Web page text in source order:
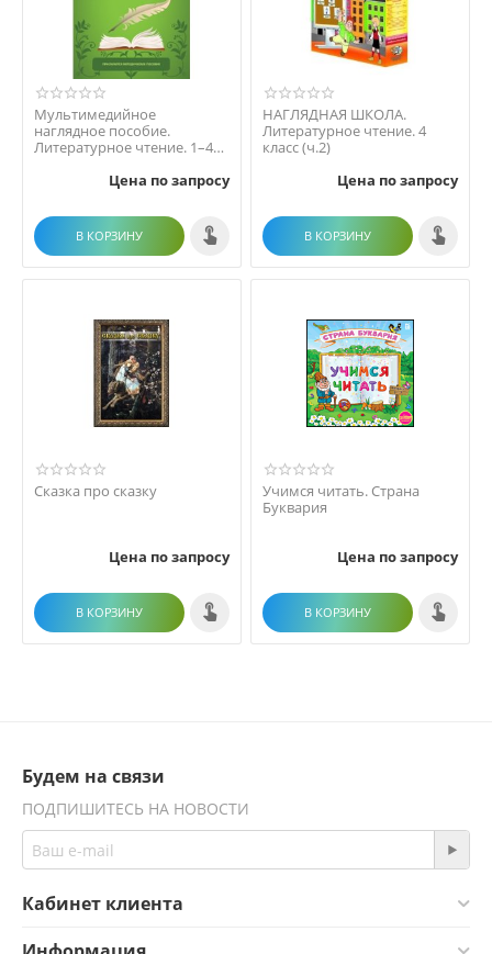
Мультимедийное
наглядное пособие.
Литературное чтение. 1–4
Цена по запросу
В КОРЗИНУ
НАГЛЯДНАЯ ШКОЛА.
Литературное чтение. 4
класс (ч.2)
Цена по запросу
В КОРЗИНУ
Сказка про сказку
Цена по запросу
В КОРЗИНУ
Учимся читать. Страна
Буквария
Цена по запросу
В КОРЗИНУ
Будем на связи
ПОДПИШИТЕСЬ НА НОВОСТИ
Кабинет клиента